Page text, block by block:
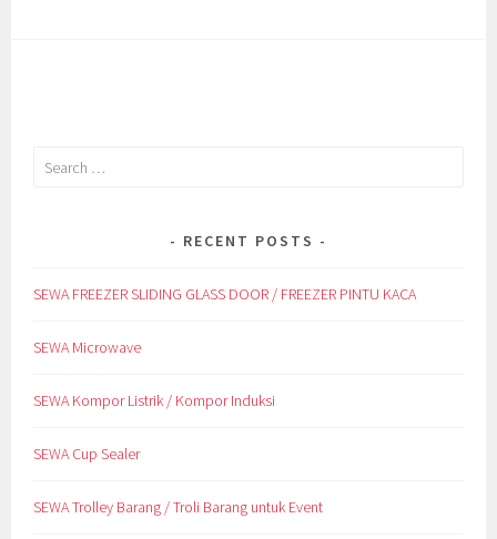
Search
RECENT POSTS
SEWA FREEZER SLIDING GLASS DOOR / FREEZER PINTU KACA
SEWA Microwave
SEWA Kompor Listrik / Kompor Induksi
SEWA Cup Sealer
SEWA Trolley Barang / Troli Barang untuk Event